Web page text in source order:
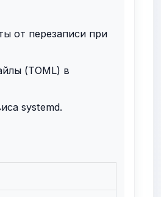
от перезаписи при
(TOML) в
systemd.